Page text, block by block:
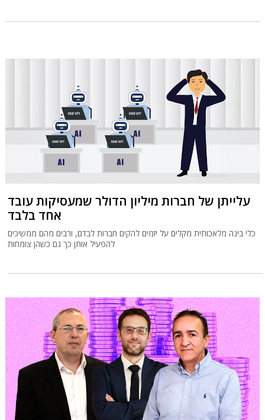
עלייתן של חברות מיליון הדולר שמעסיקות עובד
אחד בלבד
כלי בינה מלאכותית מקלים על יזמים להקים חברות לבדם, ורבים מהם ממשיכים
להפעיל אותן כך גם כשהן צומחות